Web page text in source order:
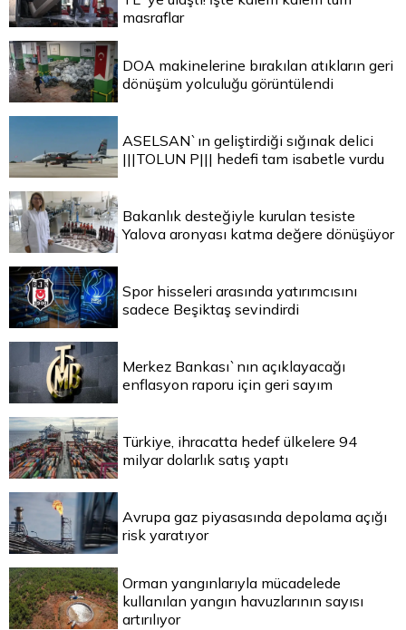
masraflar
DOA makinelerine bırakılan atıkların geri
dönüşüm yolculuğu görüntülendi
ASELSAN`ın geliştirdiği sığınak delici
|||TOLUN P||| hedefi tam isabetle vurdu
Bakanlık desteğiyle kurulan tesiste
Yalova aronyası katma değere dönüşüyor
Spor hisseleri arasında yatırımcısını
sadece Beşiktaş sevindirdi
Merkez Bankası`nın açıklayacağı
enflasyon raporu için geri sayım
Türkiye, ihracatta hedef ülkelere 94
milyar dolarlık satış yaptı
Avrupa gaz piyasasında depolama açığı
risk yaratıyor
Orman yangınlarıyla mücadelede
kullanılan yangın havuzlarının sayısı
artırılıyor